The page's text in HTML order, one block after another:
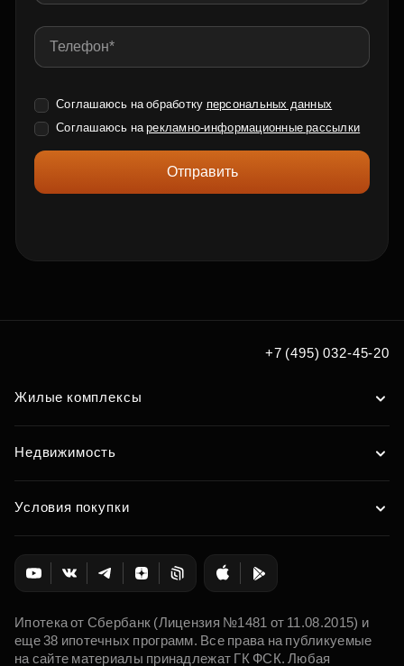
Соглашаюсь на обработку персональных данных
Соглашаюсь нарекламно-информационные рассылки
Отправить
+7 (495) 032-45-20
Жилые комплексы
Недвижимость
Условия покупки
Ипотека от Сбербанк (Лицензия №1481 от 11.08.2015) и
еще 38 ипотечных программ. Все права на публикуемые
на сайте материалы принадлежат ГК ФСК. Любая